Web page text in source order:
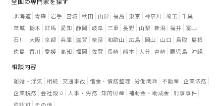
北海道 青森 岩手 宮城 秋田 山形 福島 東京 神奈川 埼玉
千葉
茨城 栃木 群馬 愛知 静岡 岐阜 三重 長野 山梨 新潟 福井
富山
石川
大阪 京都 兵庫 滋賀 奈良 和歌山 広島 岡山 山口 鳥取
島根
徳島 香川 愛媛 高知 福岡 佐賀 長崎 熊本 大分 宮崎 鹿児島 沖縄
相談内容
離婚・浮気 相続 交通事故 借金・債務整理 労働問題 不動産 企業法務
企業税務 会社設立 人事・労務 知的財産 補助金・助成金 刑事事件